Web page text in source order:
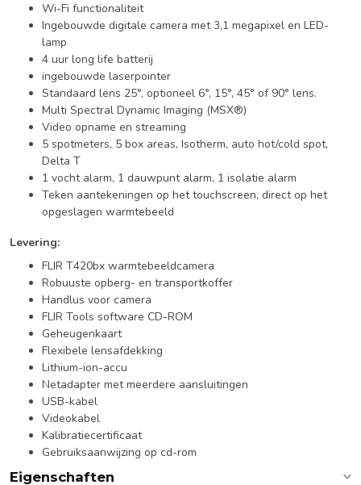
Wi-Fi functionaliteit
Ingebouwde digitale camera met 3,1 megapixel en LED-
lamp
4 uur long life batterij
ingebouwde laserpointer
Standaard lens 25°, optioneel 6°, 15°, 45° of 90° lens.
Multi Spectral Dynamic Imaging (MSX®)
Video opname en streaming
5 spotmeters, 5 box areas, Isotherm, auto hot/cold spot,
Delta T
1 vocht alarm, 1 dauwpunt alarm, 1 isolatie alarm
Teken aantekeningen op het touchscreen, direct op het
opgeslagen warmtebeeld
Levering:
FLIR T420bx warmtebeeldcamera
Robuuste opberg- en transportkoffer
Handlus voor camera
FLIR Tools software CD-ROM
Geheugenkaart
Flexibele lensafdekking
Lithium-ion-accu
Netadapter met meerdere aansluitingen
USB-kabel
Videokabel
Kalibratiecertificaat
Gebruiksaanwijzing op cd-rom
Eigenschaften